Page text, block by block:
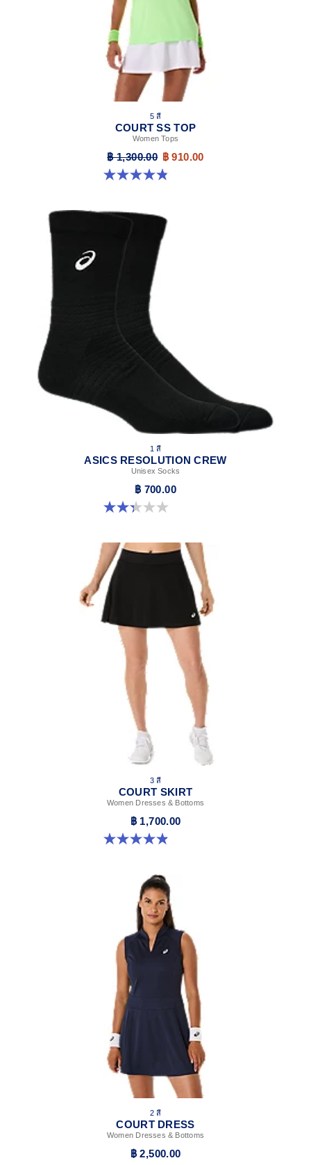
5 สี
COURT SS TOP
Women Tops
฿ 1,300.00 ฿ 910.00
4.8 จาก 5 ดาว 55 รีวิว
1 สี
ASICS RESOLUTION CREW
Unisex Socks
฿ 700.00
2.3 จาก 5 ดาว 3 รีวิว
3 สี
COURT SKIRT
Women Dresses & Bottoms
฿ 1,700.00
4.9 จาก 5 ดาว 45 รีวิว
2 สี
COURT DRESS
Women Dresses & Bottoms
฿ 2,500.00